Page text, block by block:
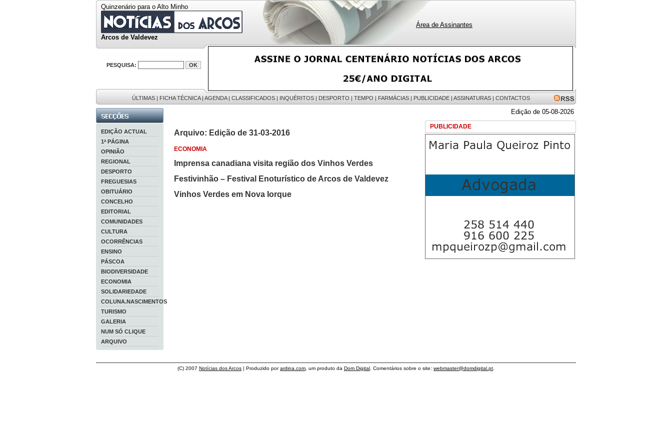
Quinzenário para o Alto Minho
Arcos de Valdevez
Área de Assinantes
PESQUISA:
ÚLTIMAS | FICHA TÉCNICA| AGENDA| CLASSIFICADOS | INQUÉRITOS | DESPORTO | TEMPO | FARMÁCIAS | PUBLICIDADE | ASSINATURAS | CONTACTOS
EDIÇÃO ACTUAL
1ª PÁGINA
OPINIÃO
REGIONAL
DESPORTO
FREGUESIAS
OBITUÁRIO
CONCELHO
EDITORIAL
COMUNIDADES
CULTURA
OCORRÊNCIAS
ENSINO
PÁSCOA
BIODIVERSIDADE
ECONOMIA
SOLIDARIEDADE
COLUNA.NASCIMENTOS
TURISMO
GALERIA
NUM SÓ CLIQUE
ARQUIVO
Edição de 05-08-2026
PUBLICIDADE
Arquivo: Edição de 31-03-2016
ECONOMIA
Imprensa canadiana visita região dos Vinhos Verdes
Festivinhão – Festival Enoturístico de Arcos de Valdevez
Vinhos Verdes em Nova Iorque
(C) 2007 Notícias dos Arcos | Produzido porardina.com , um produto da Dom Digital . Comentários sobre o site: webmaster@domdigital.pt